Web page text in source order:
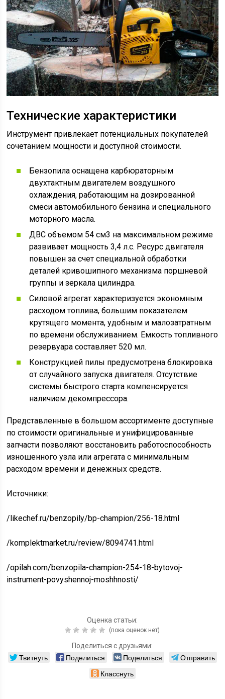
Технические характеристики
Инструмент привлекает потенциальных покупателей
сочетанием мощности и доступной стоимости.
Бензопила оснащена карбюраторным
двухтактным двигателем воздушного
охлаждения, работающим на дозированной
смеси автомобильного бензина и специального
моторного масла.
ДВС объемом 54 см3 на максимальном режиме
развивает мощность 3,4 л.с. Ресурс двигателя
повышен за счет специальной обработки
деталей кривошипного механизма поршневой
группы и зеркала цилиндра.
Силовой агрегат характеризуется экономным
расходом топлива, большим показателем
крутящего момента, удобным и малозатратным
по времени обслуживанием. Емкость топливного
резервуара составляет 520 мл.
Конструкцией пилы предусмотрена блокировка
от случайного запуска двигателя. Отсутствие
системы быстрого старта компенсируется
наличием декомпрессора.
Представленные в большом ассортименте доступные
по стоимости оригинальные и унифицированные
запчасти позволяют восстановить работоспособность
изношенного узла или агрегата с минимальным
расходом времени и денежных средств.
Источники:
/likechef.ru/benzopily/bp-champion/256-18.html
/komplektmarket.ru/review/8094741.html
/opilah.com/benzopila-champion-254-18-bytovoj-
instrument-povyshennoj-moshhnosti/
Оценка статьи:
(пока оценок нет)
Поделиться с друзьями:
Твитнуть Поделиться Поделиться
Отправить
Класснуть